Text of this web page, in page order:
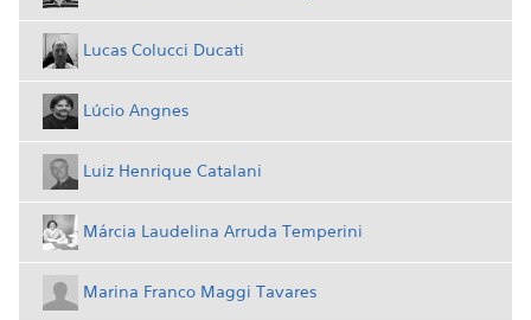
Lucas Colucci Ducati
Lúcio Angnes
Luiz Henrique Catalani
Márcia Laudelina Arruda Temperini
Marina Franco Maggi Tavares